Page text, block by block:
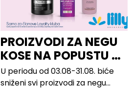
PROIZVODI ZA NEGU
KOSE NA POPUSTU U
LILLY
U periodu od 03.08-31.08. biće
sniženi svi proizvodi za negu